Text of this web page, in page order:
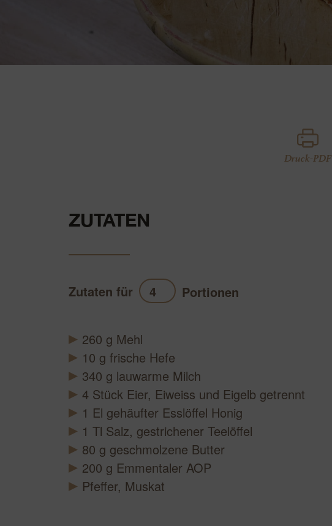
Druck-PDF
ZUTATEN
Zutaten für Portionen
260 g Mehl
10 g frische Hefe
340 g lauwarme Milch
4 Stück Eier, Eiweiss und Eigelb getrennt
1 El gehäufter Esslöffel Honig
1 Tl Salz, gestrichener Teelöffel
80 g geschmolzene Butter
200 g Emmentaler AOP
Pfeffer, Muskat